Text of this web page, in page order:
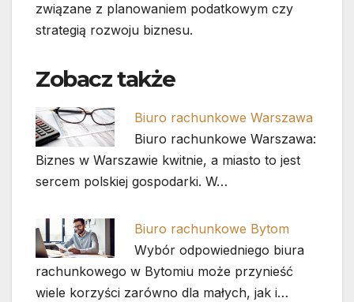
związane z planowaniem podatkowym czy
strategią rozwoju biznesu.
Zobacz także
Biuro rachunkowe Warszawa
Biuro rachunkowe Warszawa:
Biznes w Warszawie kwitnie, a miasto to jest
sercem polskiej gospodarki. W…
Biuro rachunkowe Bytom
Wybór odpowiedniego biura
rachunkowego w Bytomiu może przynieść
wiele korzyści zarówno dla małych, jak i…